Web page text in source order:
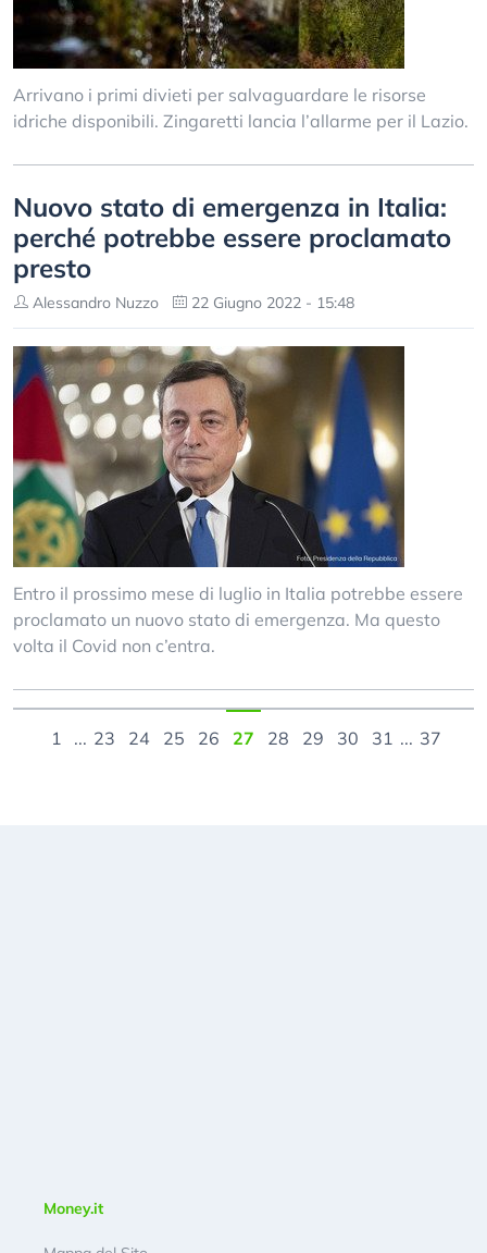
Arrivano i primi divieti per salvaguardare le risorse
idriche disponibili. Zingaretti lancia l’allarme per il Lazio.
Nuovo stato di emergenza in Italia:
perché potrebbe essere proclamato
presto
Alessandro Nuzzo 22 Giugno 2022 - 15:48
Entro il prossimo mese di luglio in Italia potrebbe essere
proclamato un nuovo stato di emergenza. Ma questo
volta il Covid non c’entra.
1 ... 23 24 25 26 27 28 29 30 31 ... 37
Money.it